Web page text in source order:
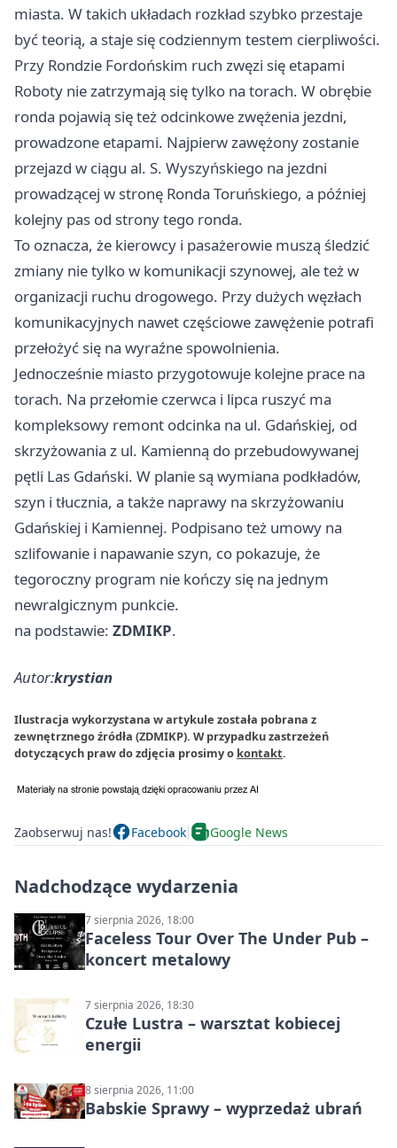
miasta. W takich układach rozkład szybko przestaje
być teorią, a staje się codziennym testem cierpliwości.
Przy Rondzie Fordońskim ruch zwęzi się etapami
Roboty nie zatrzymają się tylko na torach. W obrębie
ronda pojawią się też odcinkowe zwężenia jezdni,
prowadzone etapami. Najpierw zawężony zostanie
przejazd w ciągu al. S. Wyszyńskiego na jezdni
prowadzącej w stronę Ronda Toruńskiego, a później
kolejny pas od strony tego ronda.
To oznacza, że kierowcy i pasażerowie muszą śledzić
zmiany nie tylko w komunikacji szynowej, ale też w
organizacji ruchu drogowego. Przy dużych węzłach
komunikacyjnych nawet częściowe zawężenie potrafi
przełożyć się na wyraźne spowolnienia.
Jednocześnie miasto przygotowuje kolejne prace na
torach. Na przełomie czerwca i lipca ruszyć ma
kompleksowy remont odcinka na ul. Gdańskiej, od
skrzyżowania z ul. Kamienną do przebudowywanej
pętli Las Gdański. W planie są wymiana podkładów,
szyn i tłucznia, a także naprawy na skrzyżowaniu
Gdańskiej i Kamiennej. Podpisano też umowy na
szlifowanie i napawanie szyn, co pokazuje, że
tegoroczny program nie kończy się na jednym
newralgicznym punkcie.
na podstawie: ZDMIKP.
Autor:krystian
Ilustracja wykorzystana w artykule została pobrana z
zewnętrznego źródła (ZDMIKP). W przypadku zastrzeżeń
dotyczących praw do zdjęcia prosimy o kontakt.
Zaobserwuj nas! Facebook Google News
Nadchodzące wydarzenia
7 sierpnia 2026, 18:00
Faceless Tour Over The Under Pub –
koncert metalowy
7 sierpnia 2026, 18:30
Czułe Lustra – warsztat kobiecej
energii
8 sierpnia 2026, 11:00
Babskie Sprawy – wyprzedaż ubrań